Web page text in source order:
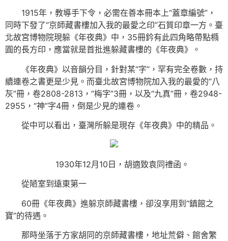
1915年，教導手下令，必需在善本冊本上“蓋章編號”，
同時下發了“京師藏書樓加入我的最愛之印”石質印章一方。臺
北故宮博物院現躲《年夜典》中，35冊鈐有此四角略帶點橢
圓的長方印，應當就是首批進躲藏書樓的《年夜典》。
《年夜典》以音韻分目，針對某“字”，罕有完全卷數，持
續連卷之書更是少見。而臺北故宮博物院加入我的最愛的“八
灰”冊，卷2808-2813，“梅字”3冊，以及“九真”冊，卷2948-
2955，“神”字4冊，倒是少見的連卷。
從中可以看出，臺灣所躲是現存《年夜典》中的精品。
1930年12月10日，胡適致袁同禮函。
從陋室到遠東第一
60冊《年夜典》進躲京師藏書樓，卻沒享用到“鎮館之
寶”的待遇。
那時坐落于方家胡同的京師藏書樓，地址荒僻、館舍繁